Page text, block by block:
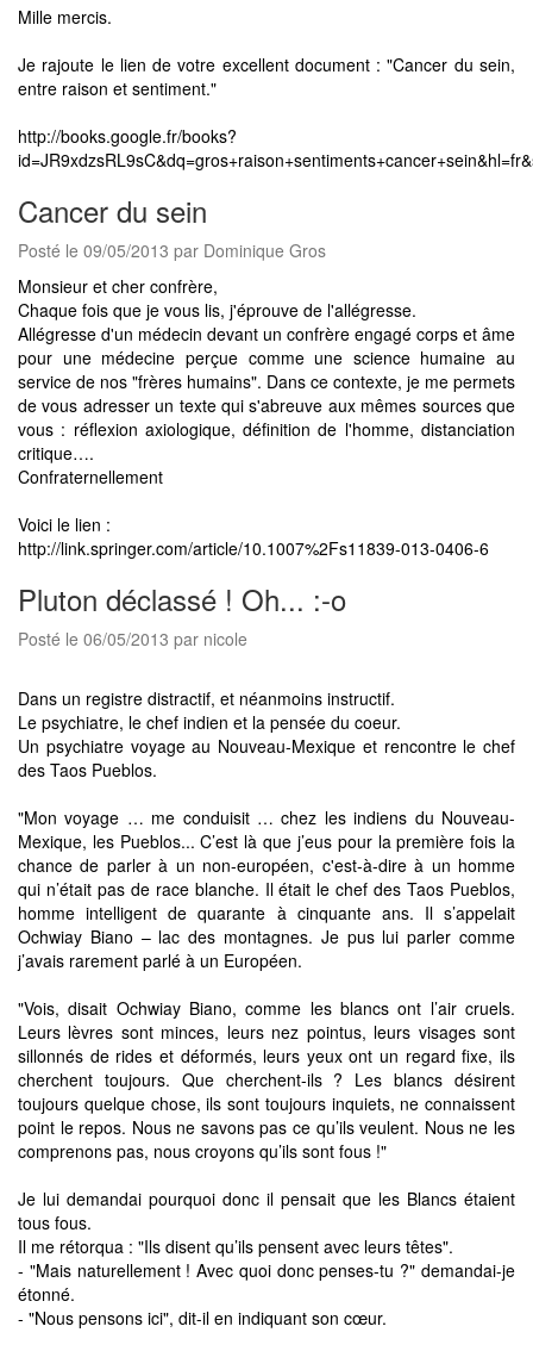
Mille mercis.
Je rajoute le lien de votre excellent document : "Cancer du sein,
entre raison et sentiment."
http://books.google.fr/books?
Cancer du sein
Posté le 09/05/2013 par Dominique Gros
Monsieur et cher confrère,
Chaque fois que je vous lis, j'éprouve de l'allégresse.
Allégresse d'un médecin devant un confrère engagé corps et âme
pour une médecine perçue comme une science humaine au
service de nos "frères humains". Dans ce contexte, je me permets
de vous adresser un texte qui s'abreuve aux mêmes sources que
vous : réflexion axiologique, définition de l'homme, distanciation
critique….
Confraternellement
Voici le lien :
http://link.springer.com/article/10.1007%2Fs11839-013-0406-6
Pluton déclassé ! Oh... :-o
Posté le 06/05/2013 par nicole
Dans un registre distractif, et néanmoins instructif.
Le psychiatre, le chef indien et la pensée du coeur.
Un psychiatre voyage au Nouveau-Mexique et rencontre le chef
des Taos Pueblos.
"Mon voyage … me conduisit … chez les indiens du Nouveau-
Mexique, les Pueblos... C’est là que j’eus pour la première fois la
chance de parler à un non-européen, c'est-à-dire à un homme
qui n’était pas de race blanche. Il était le chef des Taos Pueblos,
homme intelligent de quarante à cinquante ans. Il s’appelait
Ochwiay Biano – lac des montagnes. Je pus lui parler comme
j’avais rarement parlé à un Européen.
"Vois, disait Ochwiay Biano, comme les blancs ont l’air cruels.
Leurs lèvres sont minces, leurs nez pointus, leurs visages sont
sillonnés de rides et déformés, leurs yeux ont un regard fixe, ils
cherchent toujours. Que cherchent-ils ? Les blancs désirent
toujours quelque chose, ils sont toujours inquiets, ne connaissent
point le repos. Nous ne savons pas ce qu’ils veulent. Nous ne les
comprenons pas, nous croyons qu’ils sont fous !"
Je lui demandai pourquoi donc il pensait que les Blancs étaient
tous fous.
Il me rétorqua : "Ils disent qu’ils pensent avec leurs têtes".
- "Mais naturellement ! Avec quoi donc penses-tu ?" demandai-je
étonné.
- "Nous pensons ici", dit-il en indiquant son cœur.